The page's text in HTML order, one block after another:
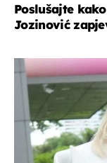
Poslušajte
Jozinović